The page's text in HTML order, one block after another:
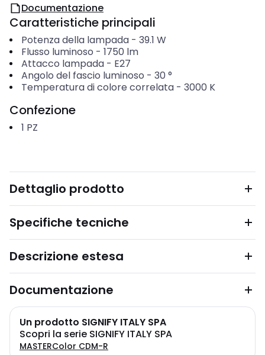
Documentazione
Caratteristiche principali
Potenza della lampada- 39.1 W
Flusso luminoso - 1750 lm
Attacco lampada- E27
Angolo del fascio luminoso - 30 °
Temperatura di colore correlata- 3000 K
Confezione
1 PZ
Dettaglio prodotto
Specifiche tecniche
Descrizione estesa
Documentazione
Un prodotto SIGNIFY ITALY SPA
Scopri la serie SIGNIFY ITALY SPA
MASTERColor CDM-R